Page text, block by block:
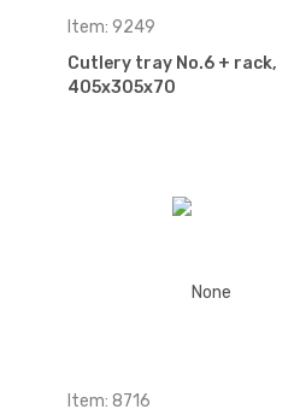
Item: 9249
Cutlery tray No.6 + rack,
405x305x70
Item: 8716